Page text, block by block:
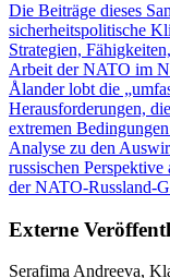
Die Beiträge dieses
sicherheitspolitische
Strategien,
Arbeit der NATO im
Ålander lobt die
Herausforderungen,
extremen
Analyse zu den
russischen
der NATO-Russland-
Externe
Serafima Andreeva,